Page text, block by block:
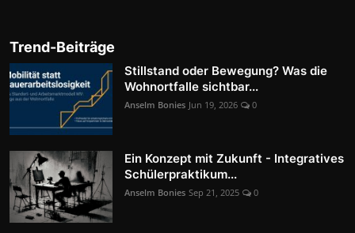
Trend-Beiträge
Stillstand oder Bewegung? Was die
Wohnortfalle sichtbar...
Anselm Bonies Jun 19, 2026 0
Ein Konzept mit Zukunft - Integratives
Schülerpraktikum...
Anselm Bonies Sep 21, 2025 0